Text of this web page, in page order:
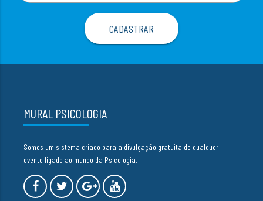
MURAL PSICOLOGIA
Somos um sistema criado para a divulgação gratuita de qualquer
evento ligado ao mundo da Psicologia.